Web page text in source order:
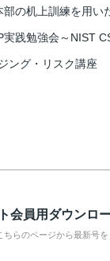
部の机上訓練を用
践勉強会～NIST
ング・リスク講座
会員用ダウンロ
ちらのページから最新号